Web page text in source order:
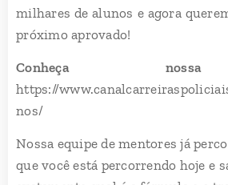
milhares de alunos e agora
próximo aprovado!
Conheça
https://
nos/
Nossa equipe de mentores já
que você está percorrendo hoje e